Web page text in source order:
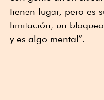
tienen lugar, pero es
limitación, un
y es algo mental”.